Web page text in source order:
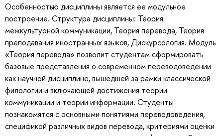
Особенностью дисциплины является ее модульное
построение. Структура дисциплины: Теория
межкультурной коммуникации, Теория перевода, Теория
преподавания иностранных языков, Дискурсология. Модуль
«Теория перевода» позволит студентам сформировать
базовые представления о современном переводоведении
как научной дисциплине, вышедшей за рамки классической
филологии и включающей достижения теории
коммуникации и теории информации. Студенты
познакомятся с основными понятиями переводоведения,
спецификой различных видов перевода, критериями оценки